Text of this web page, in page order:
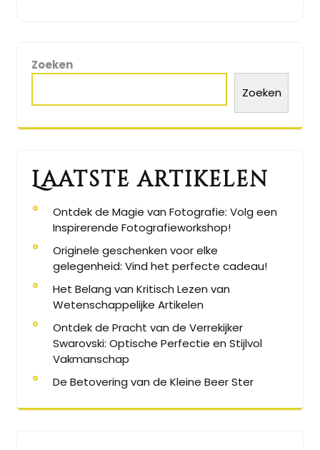
Zoeken
Zoeken
Laatste artikelen
Ontdek de Magie van Fotografie: Volg een
Inspirerende Fotografieworkshop!
Originele geschenken voor elke
gelegenheid: Vind het perfecte cadeau!
Het Belang van Kritisch Lezen van
Wetenschappelijke Artikelen
Ontdek de Pracht van de Verrekijker
Swarovski: Optische Perfectie en Stijlvol
Vakmanschap
De Betovering van de Kleine Beer Ster